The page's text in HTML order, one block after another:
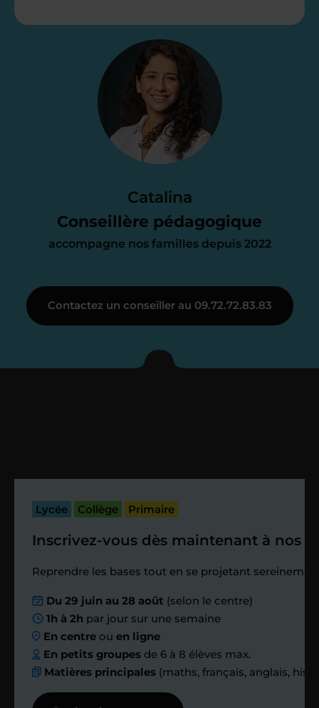
Catalina
Conseillère pédagogique
accompagne nos familles depuis 2022
Étape 2
Je vous envoie une
proposition
d’accompagnement
parfait. À partir de maintenant nous
nous occupons de tout.
Je vous présente votre
enseignant sous 72
passé.
Étape 4
Nous planifions
ensemble des
échanges réguliers
Afin de suivre le travail et les progrès
Contactez un conseiller au 09.72.72.83.83
Lycée Collège Primaire
Inscrivez-vous dès maintenant à nos
Reprendre les bases tout en se projetant
Du 29 juin au 28 août (selon le centre)
1h à 2h par jour sur une semaine
En centre ouen ligne
En petits groupes de 6 à 8 élèves max.
Matières principales (maths, français, anglais,